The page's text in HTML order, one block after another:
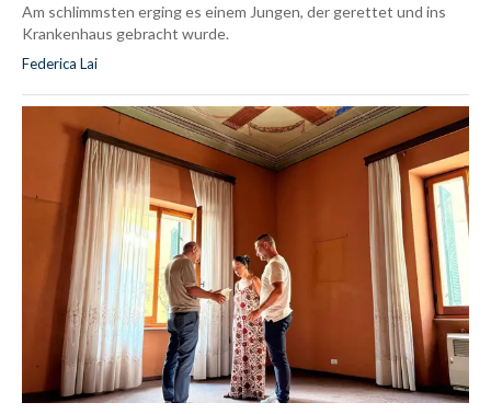
Am schlimmsten erging es einem Jungen, der gerettet und ins
Krankenhaus gebracht wurde.
Federica Lai